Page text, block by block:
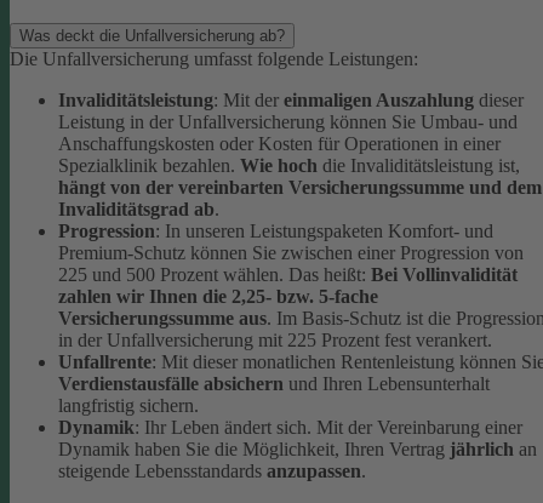
Was deckt die Unfallversicherung ab?
Die Unfallversicherung umfasst folgende Leistungen:
Invaliditätsleistung: Mit der einmaligen Auszahlung dieser
Leistung in der Unfallversicherung können Sie Umbau- und
Anschaffungskosten oder Kosten für Operationen in einer
Spezialklinik bezahlen. Wie hoch die Invaliditätsleistung ist,
hängt von der vereinbarten Versicherungssumme und dem
Invaliditätsgrad ab.
Progression: In unseren Leistungspaketen Komfort- und
Premium-Schutz können Sie zwischen einer Progression von
225 und 500 Prozent wählen. Das heißt: Bei Vollinvalidität
zahlen wir Ihnen die 2,25- bzw. 5-fache
Versicherungssumme aus. Im Basis-Schutz ist die
in der Unfallversicherung mit 225 Prozent fest verankert.
Unfallrente: Mit dieser monatlichen Rentenleistung können
Verdienstausfälle absichern und Ihren Lebensunterhalt
langfristig sichern.
Dynamik: Ihr Leben ändert sich. Mit der Vereinbarung einer
Dynamik haben Sie die Möglichkeit, Ihren Vertrag jährlich an
steigende Lebensstandards anzupassen.